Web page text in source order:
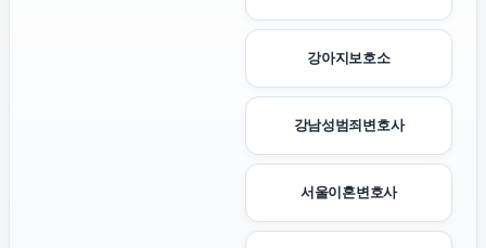
강아지보호소
강남성범죄변호사
서울이혼변호사